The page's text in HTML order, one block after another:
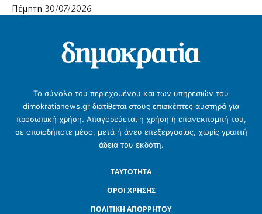
Πέμπτη 30/07/2026
Το σύνολο του περιεχομένου και των υπηρεσιών του
dimokratianews.gr διατίθεται στους επισκέπτες αυστηρά για
προσωπική χρήση. Απαγορεύεται η χρήση ή επανεκπομπή του,
σε οποιοδήποτε μέσο, μετά ή άνευ επεξεργασίας, χωρίς γραπτή
άδεια του εκδότη.
ΤΑΥΤΟΤΗΤΑ
ΟΡΟΙ ΧΡΗΣΗΣ
ΠΟΛΙΤΙΚΗ ΑΠΟΡΡΗΤΟΥ